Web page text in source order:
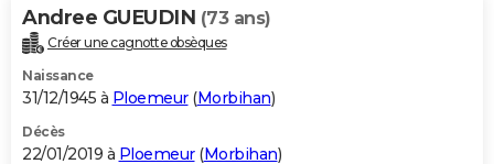
Andree GUEUDIN (73 ans)
Créer une cagnotte obsèques
Naissance
31/12/1945 à Ploemeur(Morbihan)
Décès
22/01/2019 à Ploemeur(Morbihan)